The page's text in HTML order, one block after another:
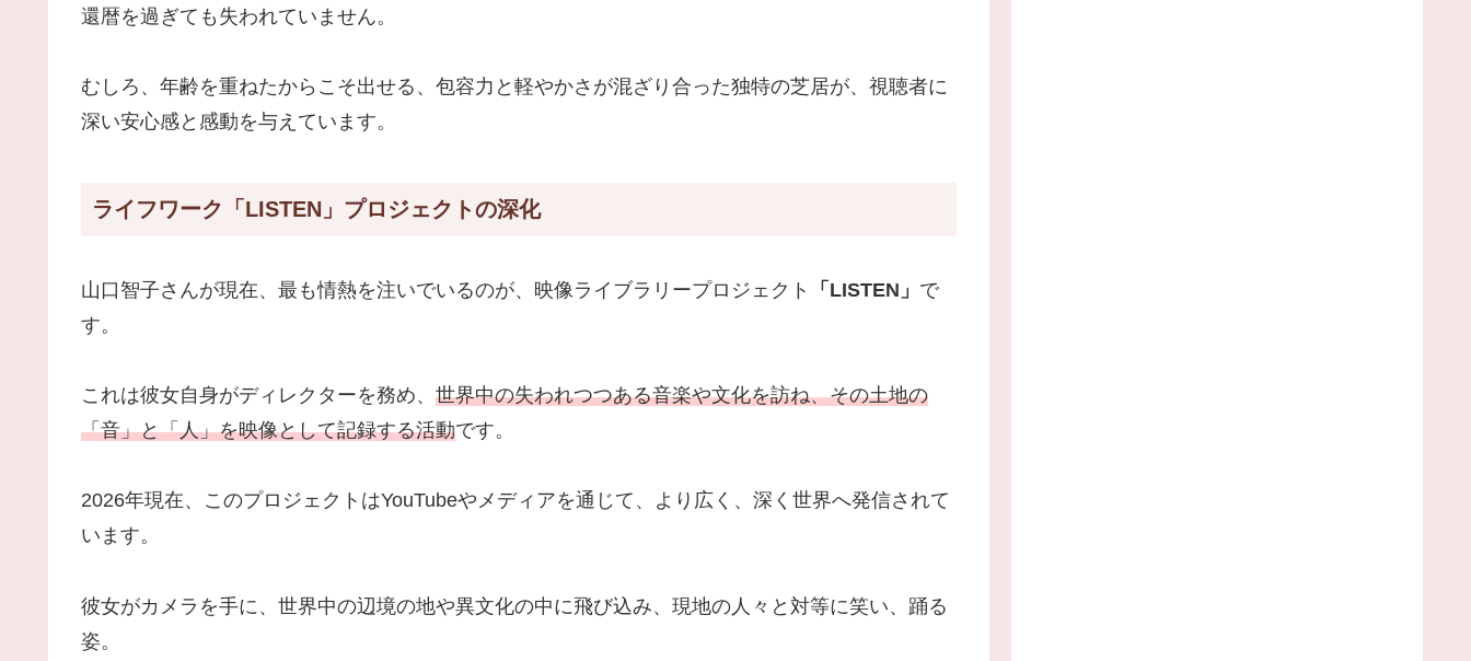
還暦を過ぎても失われていません。
むしろ、年齢を重ねたからこそ出せる、包容力と軽やかさが混ざり合った独特の芝居が、視聴者に
深い安心感と感動を与えています。
ライフワーク「LISTEN」プロジェクトの深化
山口智子さんが現在、最も情熱を注いでいるのが、映像ライブラリープロジェクト 「LISTEN」 で
す。
これは彼女自身がディレクターを務め、 世界中の失われつつある音楽や文化を訪ね、その土地の
「音」と「人」を映像として記録する活動です。
2026年現在、このプロジェクトはYouTubeやメディアを通じて、より広く、深く世界へ発信されて
います。
彼女がカメラを手に、世界中の辺境の地や異文化の中に飛び込み、現地の人々と対等に笑い、踊る
姿。